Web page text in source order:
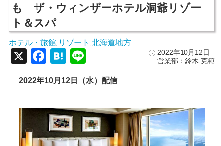
も ザ・ウィンザーホテル洞爺リゾー
ト＆スパ
ホテル・旅館 リゾート 北海道地方
2022年10月12日
営業部：鈴木 克範
X Facebook
Hatena
2022年10月12日（水）配信